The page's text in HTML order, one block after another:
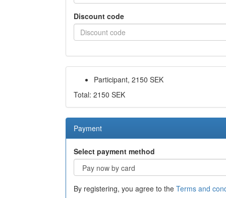
Discount code
Participant, 2150 SEK
Total: 2150 SEK
Payment
Select payment method
By registering, you agree to the Terms and